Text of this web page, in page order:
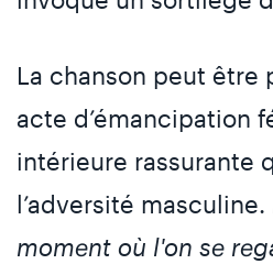
La chanson peut être
acte d’émancipation
intérieure rassurante
l’adversité masculine.
moment où l'on se